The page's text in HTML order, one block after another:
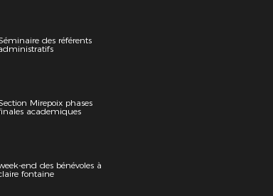
des référents
Mirepoix phases
academiques
end des bénévoles à
fontaine